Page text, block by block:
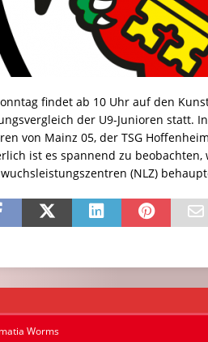
findet ab 10 Uhr auf den
der U9-Junioren statt.
von Mainz 05, der TSG
ist es spannend zu beobachten,
(NLZ)
Worms